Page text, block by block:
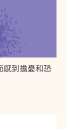
感到擔憂和恐